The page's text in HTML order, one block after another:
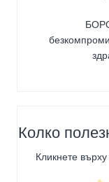
Колко
Кликнете